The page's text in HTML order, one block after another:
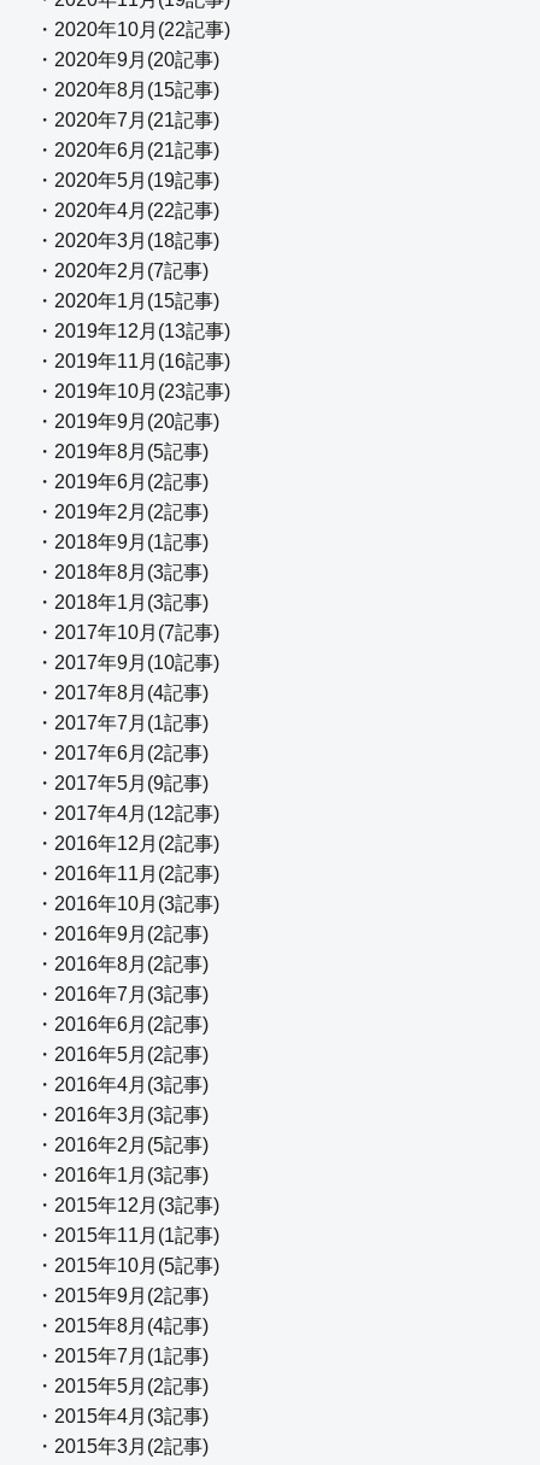
・2020年10月(22記事)
・2020年9月(20記事)
・2020年8月(15記事)
・2020年7月(21記事)
・2020年6月(21記事)
・2020年5月(19記事)
・2020年4月(22記事)
・2020年3月(18記事)
・2020年2月(7記事)
・2020年1月(15記事)
・2019年12月(13記事)
・2019年11月(16記事)
・2019年10月(23記事)
・2019年9月(20記事)
・2019年8月(5記事)
・2019年6月(2記事)
・2019年2月(2記事)
・2018年9月(1記事)
・2018年8月(3記事)
・2018年1月(3記事)
・2017年10月(7記事)
・2017年9月(10記事)
・2017年8月(4記事)
・2017年7月(1記事)
・2017年6月(2記事)
・2017年5月(9記事)
・2017年4月(12記事)
・2016年12月(2記事)
・2016年11月(2記事)
・2016年10月(3記事)
・2016年9月(2記事)
・2016年8月(2記事)
・2016年7月(3記事)
・2016年6月(2記事)
・2016年5月(2記事)
・2016年4月(3記事)
・2016年3月(3記事)
・2016年2月(5記事)
・2016年1月(3記事)
・2015年12月(3記事)
・2015年11月(1記事)
・2015年10月(5記事)
・2015年9月(2記事)
・2015年8月(4記事)
・2015年7月(1記事)
・2015年5月(2記事)
・2015年4月(3記事)
・2015年3月(2記事)